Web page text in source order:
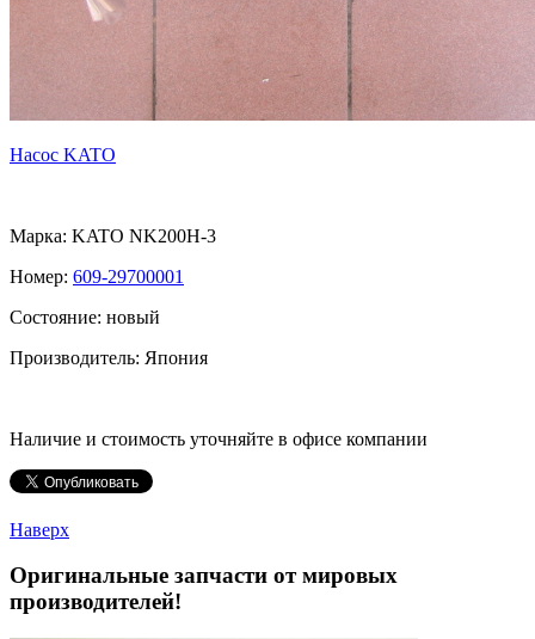
Насос KATO
Марка: KATO NK200H-3
Номер: 609-29700001
Состояние: новый
Производитель: Япония
Наличие и стоимость уточняйте в офисе компании
Наверх
Оригинальные запчасти от мировых
производителей!